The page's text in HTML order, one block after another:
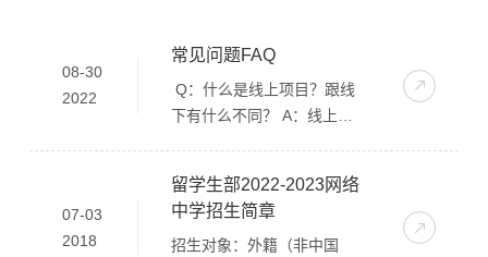
08-30
2022
常见问题FAQ
Q：什么是线上项目？跟线
下有什么不同？ A：线上项
线下上课，所有课程均在线
上完成。疫情结束后，针对
参与线上项目的学员会提供
07-03
2018
留学生部2022-2023网络
中学招生简章
招生对象：外籍（非中国